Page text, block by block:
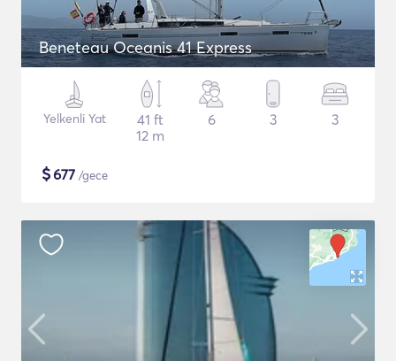
Beneteau Oceanis 41 Express
Yelkenli Yat
41 ft
12 m
6 3 3
$677 /gece